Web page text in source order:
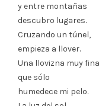
y entre montañas
descubro lugares.
Cruzando un túnel,
empieza a llover.
Una llovizna muy fina
que sólo
humedece mi pelo.